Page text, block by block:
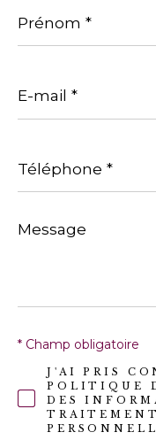
*
mail
*
*
Message
*
J'AI PRIS
POLITIQUE
DES
* Champ obligatoire